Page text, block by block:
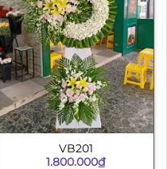
VB201
1.800.000₫